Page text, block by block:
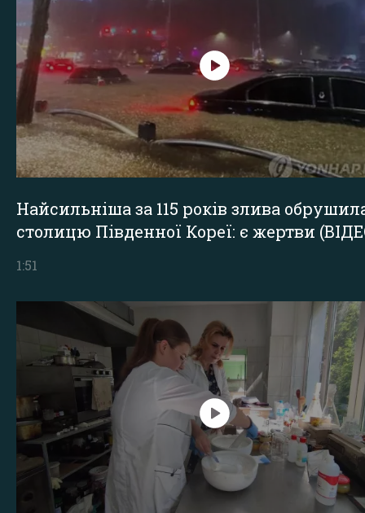
Найсильніша за 115 років злива
столицю Південної Кореї: є жертви
1:51